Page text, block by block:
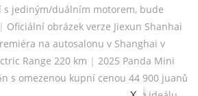
s jediným/duálním motorem, bude
| Oficiální obrázek verze Jiexun Shanhai
na autosalonu v Shanghai v
Range 220 km | 2025 Panda Mini
s omezenou kupní cenou 44 900 juanů